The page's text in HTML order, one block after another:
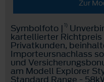
Zur
Symbolfoto | 1)
kartellierter Richtpreis
Privatkunden,
Importeursnachlass
und
am Modell Explorer
Standard Range -